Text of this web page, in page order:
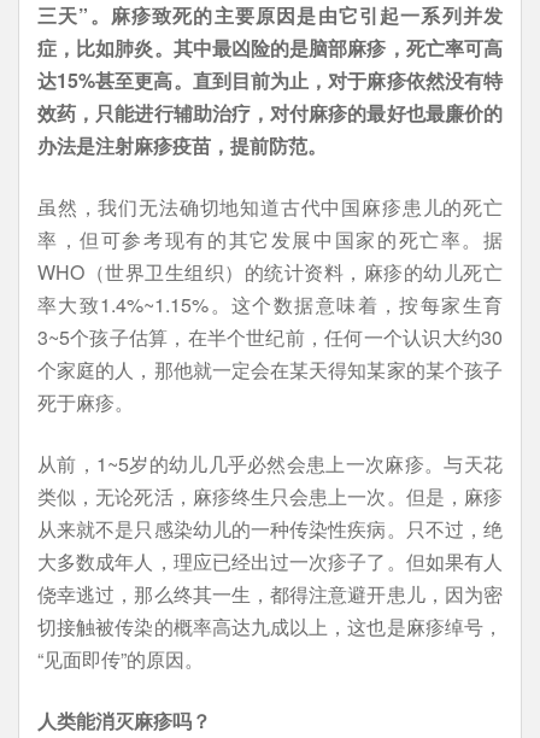
三天”。麻疹致死的主要原因是由它引起一系列并发
症，比如肺炎。其中最凶险的是脑部麻疹，死亡率可高
达15%甚至更高。直到目前为止，对于麻疹依然没有特
效药，只能进行辅助治疗，对付麻疹的最好也最廉价的
办法是注射麻疹疫苗，提前防范。
虽然，我们无法确切地知道古代中国麻疹患儿的死亡
率，但可参考现有的其它发展中国家的死亡率。据
WHO（世界卫生组织）的统计资料，麻疹的幼儿死亡
率大致1.4%~1.15%。这个数据意味着，按每家生育
3~5个孩子估算，在半个世纪前，任何一个认识大约30
个家庭的人，那他就一定会在某天得知某家的某个孩子
死于麻疹。
从前，1~5岁的幼儿几乎必然会患上一次麻疹。与天花
类似，无论死活，麻疹终生只会患上一次。但是，麻疹
从来就不是只感染幼儿的一种传染性疾病。只不过，绝
大多数成年人，理应已经出过一次疹子了。但如果有人
侥幸逃过，那么终其一生，都得注意避开患儿，因为密
切接触被传染的概率高达九成以上，这也是麻疹绰号，
“见面即传”的原因。
人类能消灭麻疹吗？